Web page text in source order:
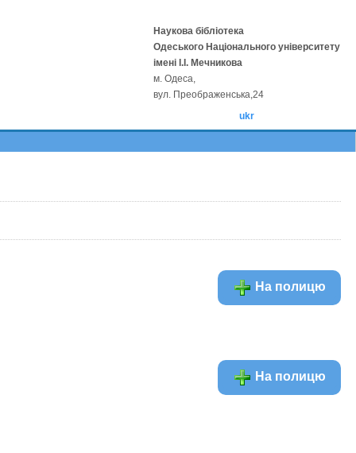
Наукова бібліотека
Одеського Національного університету
імені І.І. Мечникова
м. Одеса,
вул. Преображенська,24
ukr
На полицю
На полицю